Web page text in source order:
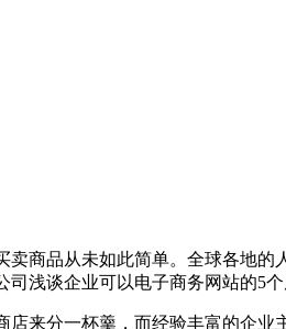
品从未如此简单。全球各地的
司浅谈企业可以电子商务网站的5个
来分一杯羹，而经验丰富的企业